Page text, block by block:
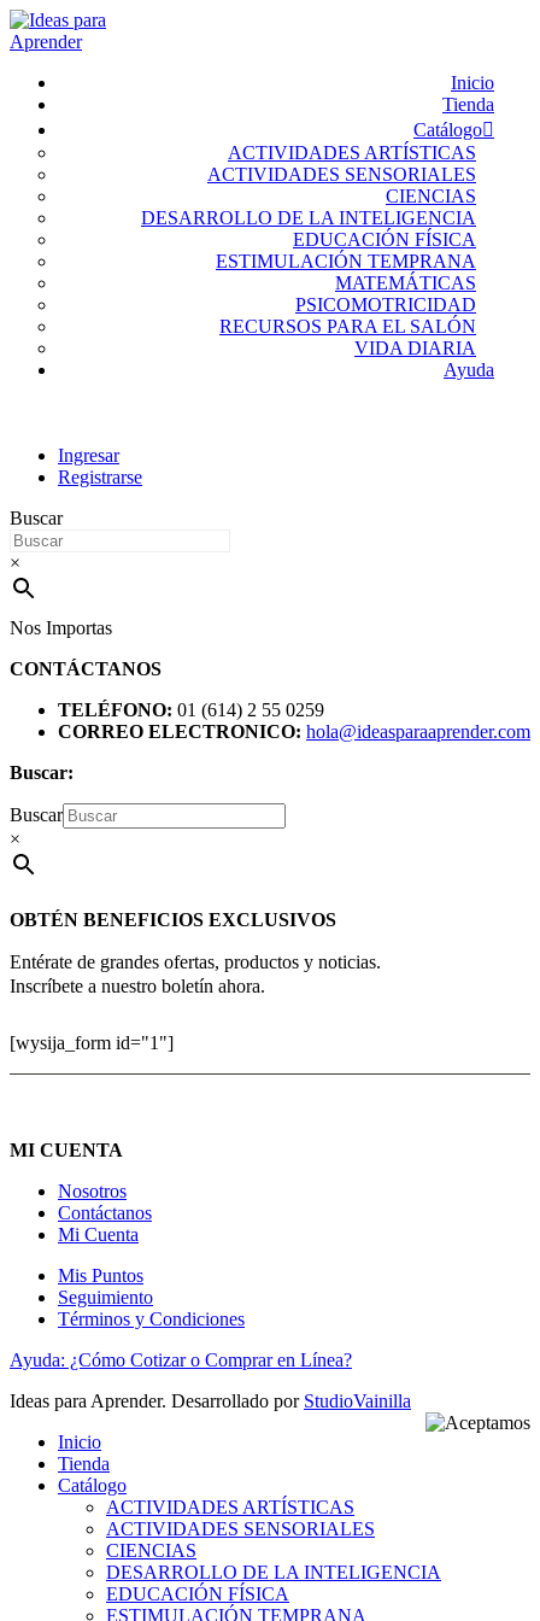
Inicio
Tienda
Catálogo
ACTIVIDADES ARTÍSTICAS
ACTIVIDADES SENSORIALES
CIENCIAS
DESARROLLO DE LA INTELIGENCIA
EDUCACIÓN FÍSICA
ESTIMULACIÓN TEMPRANA
MATEMÁTICAS
PSICOMOTRICIDAD
RECURSOS PARA EL SALÓN
VIDA DIARIA
Ayuda
Ingresar
Registrarse
Buscar
×
Nos Importas
CONTÁCTANOS
TELÉFONO: 01 (614) 2 55 0259
CORREO ELECTRONICO: hola@ideasparaaprender.com
Buscar:
Buscar
×
OBTÉN BENEFICIOS EXCLUSIVOS
Entérate de grandes ofertas, productos y noticias.
Inscríbete a nuestro boletín ahora.
[wysija_form id="1"]
MI CUENTA
Nosotros
Contáctanos
Mi Cuenta
Mis Puntos
Seguimiento
Términos y Condiciones
Ayuda: ¿Cómo Cotizar o Comprar en Línea?
Ideas para Aprender. Desarrollado por StudioVainilla
Inicio
Tienda
Catálogo
ACTIVIDADES ARTÍSTICAS
ACTIVIDADES SENSORIALES
CIENCIAS
DESARROLLO DE LA INTELIGENCIA
EDUCACIÓN FÍSICA
ESTIMULACIÓN TEMPRANA